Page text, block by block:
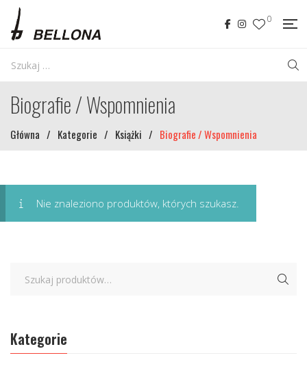
0
Biografie / Wspomnienia
Główna / Kategorie / Książki / Biografie / Wspomnienia
Nie znaleziono produktów, których szukasz.
Kategorie